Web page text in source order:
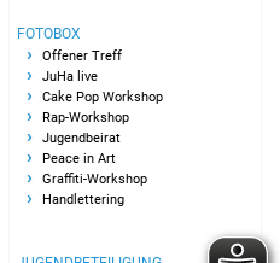
Krisztián Szekerczés
FSJ - Wir suchen DICH!
FSJ
Fotobox
FOTOBOX
Offener Treff
JuHa live
Cake Pop Workshop
Rap-Workshop
Jugendbeirat
Peace in Art
Graffiti-Workshop
Handlettering